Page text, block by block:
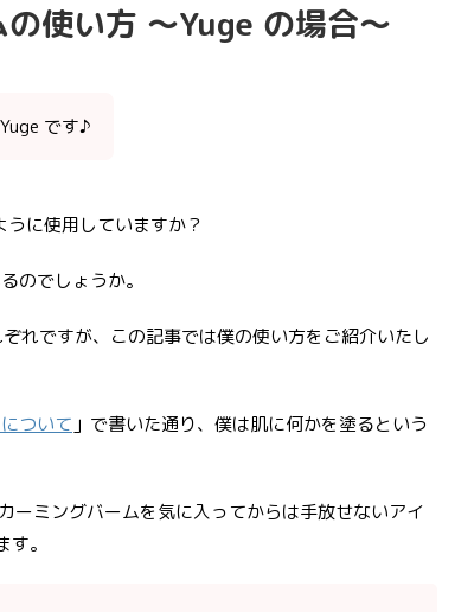
使い方 ～Yuge の場合～
です♪
に使用していますか？
のでしょうか。
れですが、この記事では僕の使い方をご紹介いたし
ついて 」で書いた通り、僕は肌に何かを塗るという
ーミングバームを気に入ってからは手放せないアイ
。